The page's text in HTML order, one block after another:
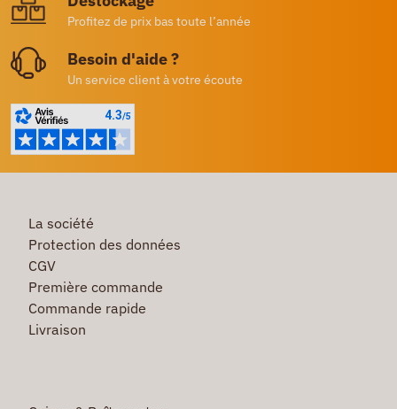
Profitez de prix bas toute l’année
Besoin d'aide ?
Un service client à votre écoute
La société
Protection des données
CGV
Première commande
Commande rapide
Livraison